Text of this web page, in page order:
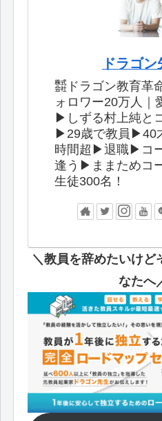
ドラゴン
㍿ドラゴン教育革
ォロワー20万人｜
▶︎しずる村上純と
▶︎29歳で教員▶︎40
時間超▶︎退職▶︎コ
逢う▶︎ままためコ
生徒300名！
＼教員を辞めたいけど
なたへ